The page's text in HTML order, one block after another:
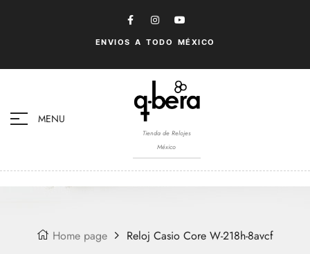
ENVIOS A TODO MÉXICO
MENU
Tienda de Relojes
México
Home page Reloj Casio Core W-218h-8avcf